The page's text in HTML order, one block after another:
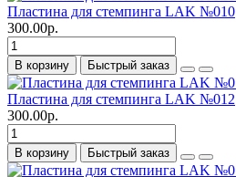
Пластина для стемпинга LAK №010
300.00р.
В корзину Быстрый заказ
Пластина для стемпинга LAK №012
300.00р.
В корзину Быстрый заказ